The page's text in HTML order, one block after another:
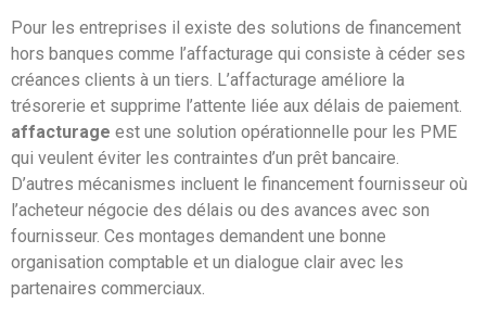
Pour les entreprises il existe des solutions de financement
hors banques comme l’affacturage qui consiste à céder ses
créances clients à un tiers. L’affacturage améliore la
trésorerie et supprime l’attente liée aux délais de paiement.
affacturage est une solution opérationnelle pour les PME
qui veulent éviter les contraintes d’un prêt bancaire.
D’autres mécanismes incluent le financement fournisseur où
l’acheteur négocie des délais ou des avances avec son
fournisseur. Ces montages demandent une bonne
organisation comptable et un dialogue clair avec les
partenaires commerciaux.